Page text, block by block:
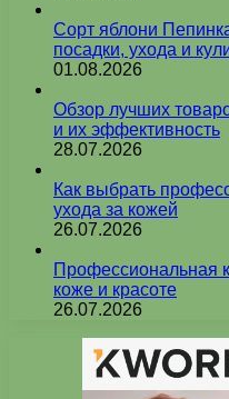
Сорт яблони
посадки, ухода и
01.08.2026
Обзор лучших
и их эффективность
28.07.2026
Как выбрать
ухода за кожей
26.07.2026
Профессиональная
коже и красоте
26.07.2026